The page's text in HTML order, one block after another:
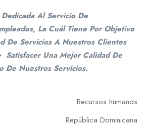
Al Servicio De
La Cuál Tiene Por Objetivo
De Servicios A Nuestros Clientes
Una Mejor Calidad De
De Nuestros Servicios.
Recursos humanos
República Dominicana